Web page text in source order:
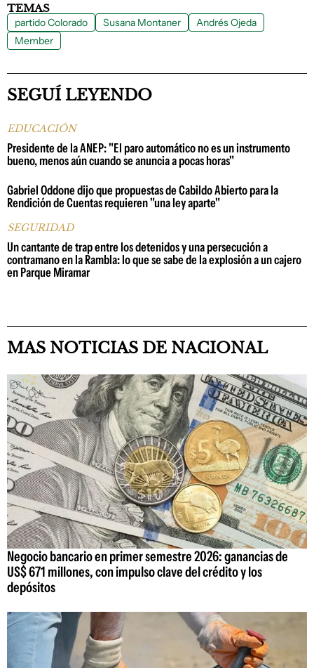
TEMAS
partido Colorado Susana Montaner
Andrés Ojeda
Member
SEGUÍ LEYENDO
EDUCACIÓN
Presidente de la ANEP: "El paro automático no es un instrumento
bueno, menos aún cuando se anuncia a pocas horas"
Gabriel Oddone dijo que propuestas de Cabildo Abierto para la
Rendición de Cuentas requieren "una ley aparte"
SEGURIDAD
Un cantante de trap entre los detenidos y una persecución a
contramano en la Rambla: lo que se sabe de la explosión a un cajero
en Parque Miramar
MAS NOTICIAS DE NACIONAL
Negocio bancario en primer semestre 2026: ganancias de
US$ 671 millones, con impulso clave del crédito y los
depósitos